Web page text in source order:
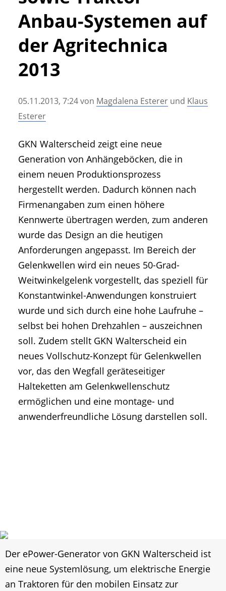
• Messen und Veranstaltungen
• Mitteilung der Redaktion
• Agritechnica Neuheiten Archiv
• Artikel nach Hersteller/Marke
Anbau-Systemen auf
der Agritechnica
2013
05.11.2013, 7:24von Magdalena Esterer und Klaus
Esterer
GKN Walterscheid zeigt eine neue
Generation von Anhängeböcken, die in
einem neuen Produktionsprozess
hergestellt werden. Dadurch können nach
Firmenangaben zum einen höhere
Kennwerte übertragen werden, zum anderen
wurde das Design an die heutigen
Anforderungen angepasst. Im Bereich der
Gelenkwellen wird ein neues 50-Grad-
Weitwinkelgelenk vorgestellt, das speziell für
Konstantwinkel-Anwendungen konstruiert
wurde und sich durch eine hohe Laufruhe –
selbst bei hohen Drehzahlen – auszeichnen
soll. Zudem stellt GKN Walterscheid ein
neues Vollschutz-Konzept für Gelenkwellen
vor, das den Wegfall geräteseitiger
Halteketten am Gelenkwellenschutz
ermöglichen und eine montage- und
anwenderfreundliche Lösung darstellen soll.
Der ePower-Generator von GKN Walterscheid ist
eine neue Systemlösung, um elektrische Energie
an Traktoren für den mobilen Einsatz zur